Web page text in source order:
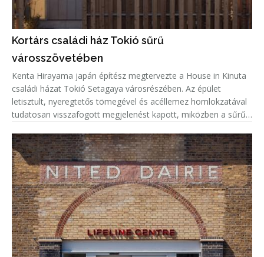
Kortárs családi ház Tokió sűrű
városszövetében
Kenta Hirayama japán építész megtervezte a House in Kinuta
családi házat Tokió Setagaya városrészében. Az épület
letisztult, nyeregtetős tömegével és acéllemez homlokzatával
tudatosan visszafogott megjelenést kapott, miközben a sűrűn
privá